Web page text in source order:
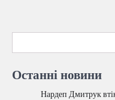
Останні новини
Нардеп Дмитрук